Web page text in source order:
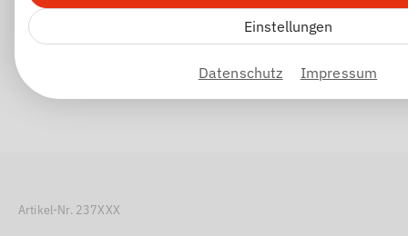
Einstellungen
Datenschutz Impressum
Artikel-Nr. 237XXX